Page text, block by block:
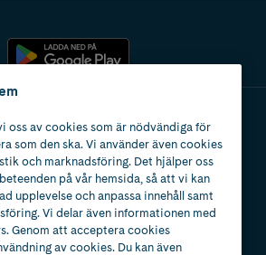
oss av cookies som är nödvändiga för
som den ska. Vi använder även cookies
och marknadsföring. Det hjälper oss
på vår hemsida, så att vi kan
upplevelse och anpassa innehåll samt
Vi delar även informationen med
Genom att acceptera cookies
av cookies. Du kan även